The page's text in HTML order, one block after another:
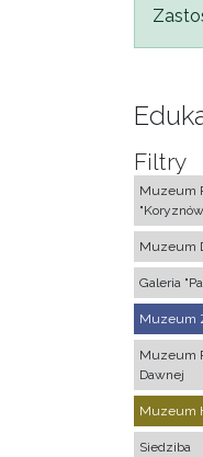
Filtry
Muzeum
Muzeum
Galeria
Muzeum
Muzeum
Dawnej
Muzeum
Siedziba